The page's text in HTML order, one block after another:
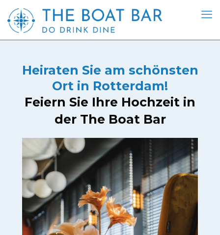
Heiraten Sie am schönsten
Ort in Rotterdam!
Feiern Sie Ihre Hochzeit in
der The Boat Bar